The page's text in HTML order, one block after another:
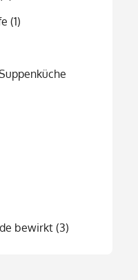
(1)
bewirkt(3)